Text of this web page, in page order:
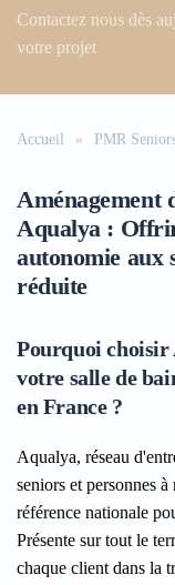
Contactez nous dès
votre projet
Accueil PMR
Aménagement
Aqualya :
autonomie aux
réduite
Pourquoi choisir
votre salle de
en France ?
Aqualya, réseau
seniors et personnes
référence nationale
Présente sur tout le
chaque client dans la